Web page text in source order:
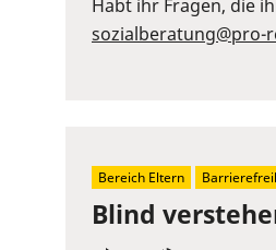
Habt ihr Fragen, die
sozialberatung@pro-
Blind
Bereich Eltern